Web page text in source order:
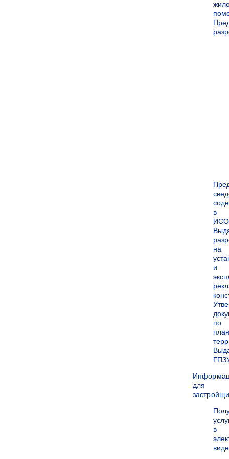
в
на
и
по
для
в
виде